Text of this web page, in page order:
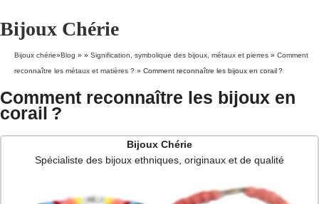
Bijoux Chérie
Bijoux chérie»Blog » » Signification, symbolique des bijoux, métaux et pierres » Comment
reconnaître les métaux et matières ? » Comment reconnaître les bijoux en corail ?
Comment reconnaître les bijoux en
corail ?
Bijoux Chérie
Spécialiste des bijoux ethniques, originaux et de qualité